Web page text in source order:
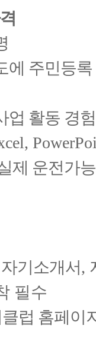
에 주민등
업 활동 경
제 운전가
자기소개서,
필수
럽 홈페이